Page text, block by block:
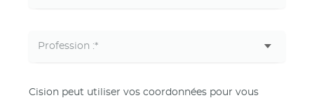
Cision peut utiliser vos coordonnées pour vous